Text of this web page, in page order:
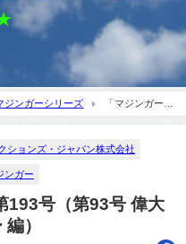
ジンガーシリーズ
「マジンガーZ
ションズ・ジャパン株式会社
ンガー
193号（第93号 偉大
）